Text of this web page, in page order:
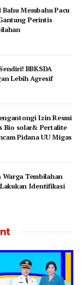
Membahu Pacu
Perintis
BBKSDA
Lebih Agresif
Izin Resmi
Bio solar& Pertalite
Pidana UU Migas
Tembilahan
Identifikasi